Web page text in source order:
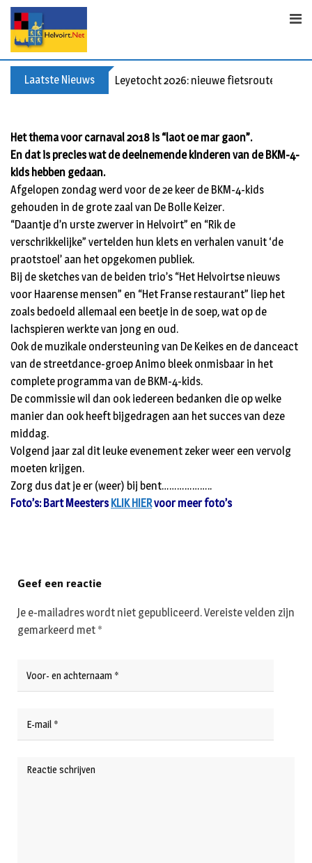
Skip
content
Laatste Nieuws Leyetocht 2026: nieuwe fietsroutes
Het thema voor carnaval 2018 is “laot oe mar gaon”.
En dat is precies wat de deelnemende kinderen van de BKM-4-
kids hebben gedaan.
Afgelopen zondag werd voor de 2e keer de BKM-4-kids
gehouden in de grote zaal van De Bolle Keizer.
“Daantje d’n urste zwerver in Helvoirt” en “Rik de
verschrikkelijke” vertelden hun klets en verhalen vanuit ‘de
praotstoel’ aan het opgekomen publiek.
Bij de sketches van de beiden trio’s “Het Helvoirtse nieuws
voor Haarense mensen” en “Het Franse restaurant” liep het
zoals bedoeld allemaal een beetje in de soep, wat op de
lachspieren werkte van jong en oud.
Ook de muzikale ondersteuning van De Keikes en de danceact
van de streetdance-groep Animo bleek onmisbaar in het
complete programma van de BKM-4-kids.
De commissie wil dan ook iedereen bedanken die op welke
manier dan ook heeft bijgedragen aan het succes van deze
middag.
Volgend jaar zal dit leuke evenement zeker weer een vervolg
moeten krijgen.
Zorg dus dat je er (weer) bij bent………………..
Foto’s: Bart MeestersKLIK HIERvoor meer foto’s
Geef een reactie
Je e-mailadres wordt niet gepubliceerd.Vereiste velden zijn
gemarkeerd met *